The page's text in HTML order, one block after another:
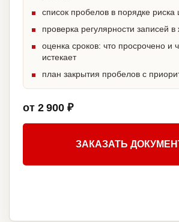
список пробелов в порядке
проверка регулярности записей
оценка сроков: что просрочено и
истекает
план закрытия пробелов с
от 2 900 ₽
ЗАКАЗАТЬ